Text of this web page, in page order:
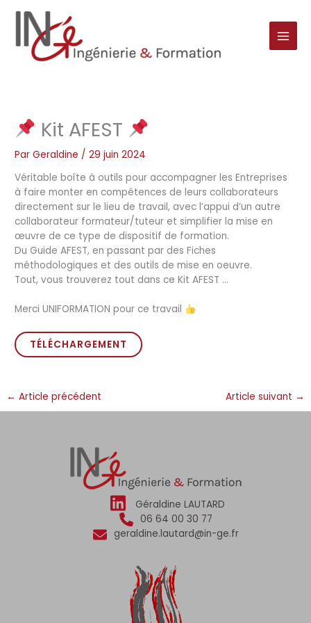
contenu
Kit AFEST
ParGeraldine /29 juin 2024
Véritable boîte à outils pour accompagner les Entreprises
à faire monter en compétences de leurs collaborateurs
directement sur le lieu de travail, avec l’appui d’un autre
collaborateur formateur/tuteur et simplifier la mise en
œuvre de ce type de dispositif de formation.
Du Guide AFEST, en passant par des Fiches
méthodologiques et des outils de mise en oeuvre.
Tout, vous trouverez tout dans ce Kit AFEST …
Merci UNIFORMATION pour ce travail
TÉLÉCHARGEMENT
← Article précédent Article suivant →
Géraldine LAUTARD
06 64 00 30 77
geraldine.lautard@in-ge.fr